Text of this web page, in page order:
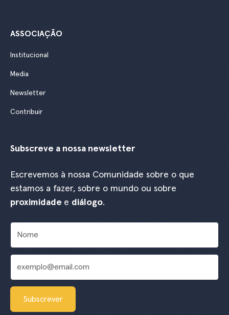
ASSOCIAÇÃO
Institucional
Media
Newsletter
Contribuir
Subscreve a nossa newsletter
Escrevemos à nossa Comunidade sobre o que
estamos a fazer, sobre o mundo ou sobre
proximidade e diálogo.